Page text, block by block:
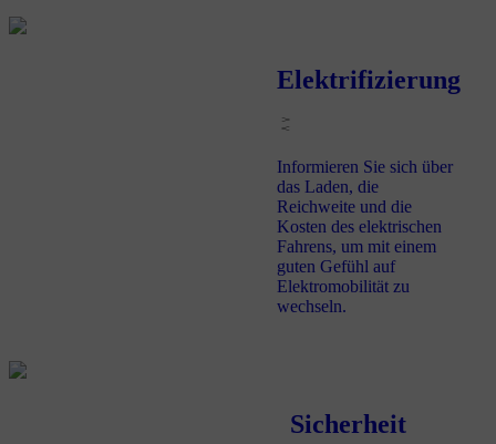
Elektrifizierung
Informieren Sie sich über
das Laden, die
Reichweite und die
Kosten des elektrischen
Fahrens, um mit einem
guten Gefühl auf
Elektromobilität zu
wechseln.
Sicherheit